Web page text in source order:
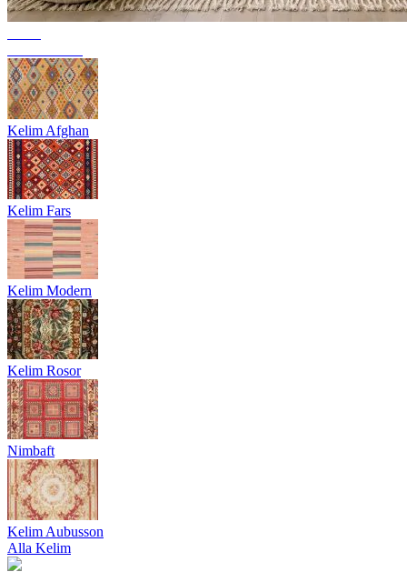
Kelim Afghan
Kelim Fars
Kelim Modern
Kelim Rosor
Nimbaft
Kelim Aubusson
Alla Kelim